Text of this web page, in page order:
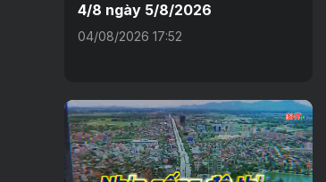
4/8 ngày 5/8/2026
04/08/2026 17:52